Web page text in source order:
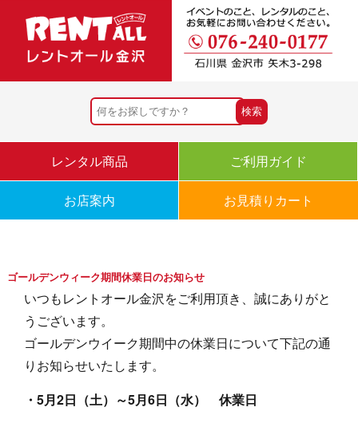
レンタル商品 ご利用ガイド
お店案内 お見積りカート
ゴールデンウィーク期間休業日のお知らせ
いつもレントオール金沢をご利用頂き、誠にありがと
うございます。
ゴールデンウイーク期間中の休業日について下記の通
りお知らせいたします。
・5月2日（土）～5月6日（水） 休業日